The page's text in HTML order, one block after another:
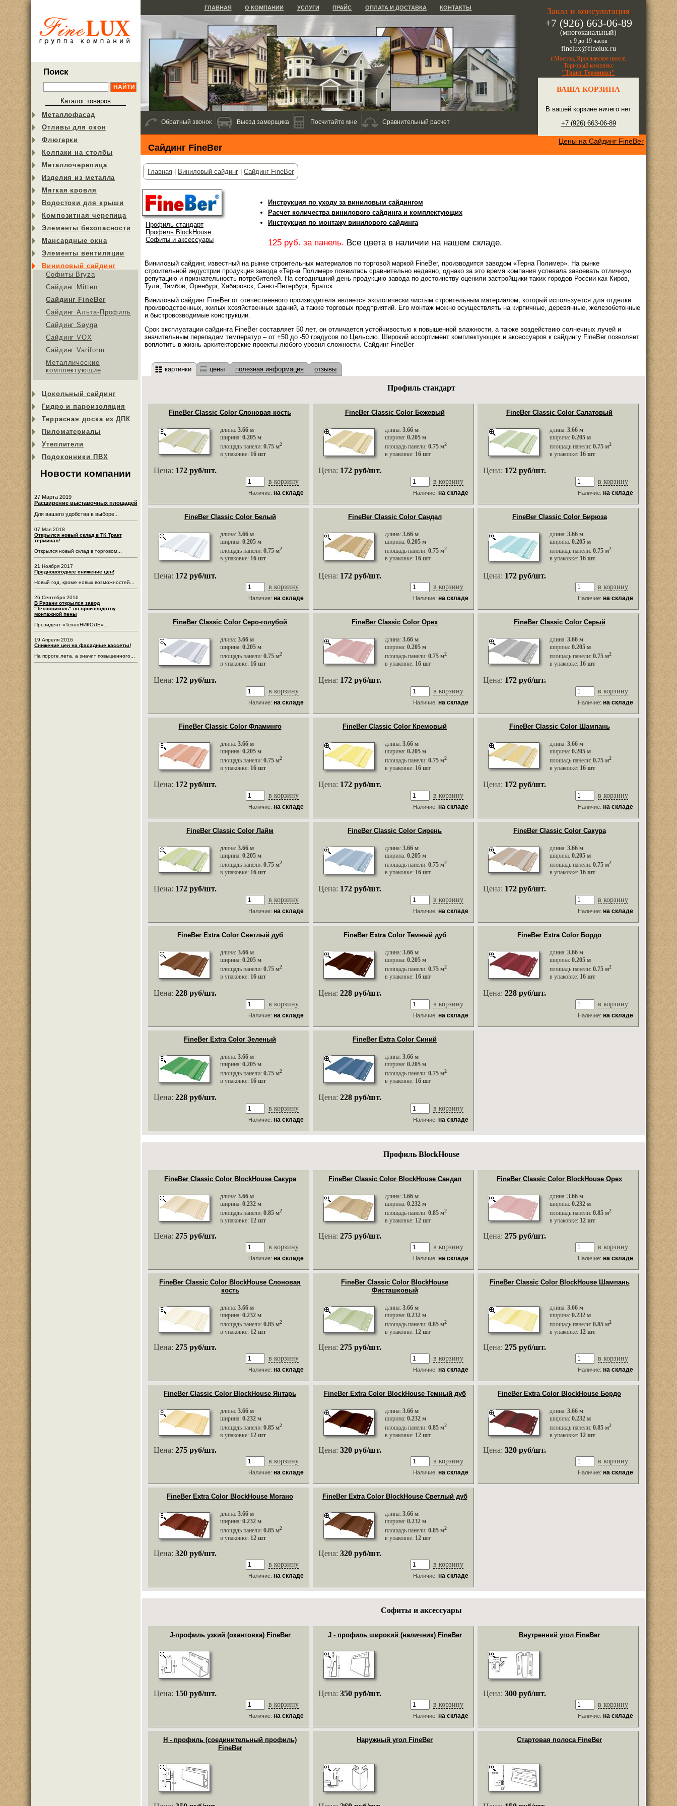
Поиск
Каталог товаров
Металлофасад
Отливы для окон
Флюгарки
Колпаки на столбы
Металлочерепица
Изделия из металла
Мягкая кровля
Водостоки для крыши
Композитная черепица
Элементы безопасности
Мансардные окна
Элементы вентиляции
Виниловый сайдинг
Софиты Bryza
Сайдинг Mitten
Сайдинг FineBer
Сайдинг Альта-Профиль
Сайдинг Sayga
Cайдинг VOX
Сайдинг Variform
Металлические
комплектующие
Цокольный сайдинг
Гидро и пароизоляция
Террасная доска из ДПК
Пиломатериалы
Утеплители
Подоконники ПВХ
Новости компании
27 Марта 2019
Расширение выставочных площадей
Для вашего удобства в выборе...
07 Мая 2018
Открылся новый склад в ТК Тракт
терминал!
Открылся новый склад в торговом...
21 Ноября 2017
Предновогоднее снижение цен!
Новый год, кроме новых возможностей...
26 Сентября 2016
В Рязани открылся завод
"Технониколь" по производству
монтажной пены
Президент «ТехноНИКОЛЬ»...
19 Апреля 2016
Снижение цен на фасадные кассеты!
На пороге лета, а значит повышенного...
Заказ и консультация
+7 (926) 663-06-89
(многоканальный)
с 9 до 19 часов
finelux@finelux.ru
г.Москва, Ярославское шоссе,
Торговый комплекс
"Тракт Терминал"
ВАША КОРЗИНА
В вашей корзине ничего нет
+7 (926) 663-06-89
ГЛАВНАЯ О КОМПАНИИ УСЛУГИ ПРАЙС ОПЛАТА И ДОСТАВКА КОНТАКТЫ
Цены на Сайдинг FineBer
Сайдинг FineBer
Главная Виниловый сайдинг Сайдинг FineBer
Профиль стандарт
Профиль BlockHouse
Софиты и аксессуары
Инструкция по уходу за виниловым сайдингом
Расчет количества винилового сайдинга и комплектующих
Инструкция по монтажу винилового сайдинга
125 руб. за панель. Все цвета в наличии на нашем складе.
Виниловый сайдинг, известный на рынке строительных материалов по торговой маркой FineBer, производится заводом «Терна Полимер». На рынке
строительной индустрии продукция завода «Терна Полимер» появилась сравнительно недавно, однако за это время компания успевала завоевать отличную
репутацию и признательность потребителей. На сегодняшний день продукцию завода по достоинству оценили застройщики таких городов России как Киров,
Тула, Тамбов, Оренбург, Хабаровск, Санкт-Петербург, Братск.
Виниловый сайдинг FineBer от отечественного производителя является экологически чистым строительным материалом, который используется для отделки
производственных, жилых хозяйственных зданий, а также торговых предприятий. Его монтаж можно осуществлять на кирпичные, деревянные, железобетонные
и быстровозводимые конструкции.
Срок эксплуатации сайдинга FineBer составляет 50 лет, он отличается устойчивостью к повышенной влажности, а также воздействию солнечных лучей и
значительным перепадам температур – от +50 до -50 градусов по Цельсию. Широкий ассортимент комплектующих и аксессуаров к сайдингу FineBer позволяет
воплотить в жизнь архитекторские проекты любого уровня сложности. Сайдинг FineBer
картинки цены полезная информация отзывы
Профиль стандарт
FineBer Classic Color Слоновая кость
длина: 3.66 м
ширина: 0.205 м
площадь панели: 0.75 м2
в упаковке: 16 шт
Цена: 172 руб/шт.
в корзину
Наличие: на складе
FineBer Classic Color Бежевый
длина: 3.66 м
ширина: 0.205 м
площадь панели: 0.75 м2
в упаковке: 16 шт
Цена: 172 руб/шт.
в корзину
Наличие: на складе
FineBer Classic Color Салатовый
длина: 3.66 м
ширина: 0.205 м
площадь панели: 0.75 м2
в упаковке: 16 шт
Цена: 172 руб/шт.
в корзину
Наличие: на складе
FineBer Classic Color Белый
длина: 3.66 м
ширина: 0.205 м
площадь панели: 0.75 м2
в упаковке: 16 шт
Цена: 172 руб/шт.
в корзину
Наличие: на складе
FineBer Classic Color Сандал
длина: 3.66 м
ширина: 0.205 м
площадь панели: 0.75 м2
в упаковке: 16 шт
Цена: 172 руб/шт.
в корзину
Наличие: на складе
FineBer Classic Color Бирюза
длина: 3.66 м
ширина: 0.205 м
площадь панели: 0.75 м2
в упаковке: 16 шт
Цена: 172 руб/шт.
в корзину
Наличие: на складе
FineBer Classic Color Серо-голубой
длина: 3.66 м
ширина: 0.205 м
площадь панели: 0.75 м2
в упаковке: 16 шт
Цена: 172 руб/шт.
в корзину
Наличие: на складе
FineBer Classic Color Орех
длина: 3.66 м
ширина: 0.205 м
площадь панели: 0.75 м2
в упаковке: 16 шт
Цена: 172 руб/шт.
в корзину
Наличие: на складе
FineBer Classic Color Серый
длина: 3.66 м
ширина: 0.205 м
площадь панели: 0.75 м2
в упаковке: 16 шт
Цена: 172 руб/шт.
в корзину
Наличие: на складе
FineBer Classic Color Фламинго
длина: 3.66 м
ширина: 0.205 м
площадь панели: 0.75 м2
в упаковке: 16 шт
Цена: 172 руб/шт.
в корзину
Наличие: на складе
FineBer Classic Color Кремовый
длина: 3.66 м
ширина: 0.205 м
площадь панели: 0.75 м2
в упаковке: 16 шт
Цена: 172 руб/шт.
в корзину
Наличие: на складе
FineBer Classic Color Шампань
длина: 3.66 м
ширина: 0.205 м
площадь панели: 0.75 м2
в упаковке: 16 шт
Цена: 172 руб/шт.
в корзину
Наличие: на складе
FineBer Classic Color Лайм
длина: 3.66 м
ширина: 0.205 м
площадь панели: 0.75 м2
в упаковке: 16 шт
Цена: 172 руб/шт.
в корзину
Наличие: на складе
FineBer Classic Color Сирень
длина: 3.66 м
ширина: 0.205 м
площадь панели: 0.75 м2
в упаковке: 16 шт
Цена: 172 руб/шт.
в корзину
Наличие: на складе
FineBer Classic Color Сакура
длина: 3.66 м
ширина: 0.205 м
площадь панели: 0.75 м2
в упаковке: 16 шт
Цена: 172 руб/шт.
в корзину
Наличие: на складе
FineBer Extra Color Светлый дуб
длина: 3.66 м
ширина: 0.205 м
площадь панели: 0.75 м2
в упаковке: 16 шт
Цена: 228 руб/шт.
в корзину
Наличие: на складе
FineBer Extra Color Темный дуб
длина: 3.66 м
ширина: 0.205 м
площадь панели: 0.75 м2
в упаковке: 16 шт
Цена: 228 руб/шт.
в корзину
Наличие: на складе
FineBer Extra Color Бордо
длина: 3.66 м
ширина: 0.205 м
площадь панели: 0.75 м2
в упаковке: 16 шт
Цена: 228 руб/шт.
в корзину
Наличие: на складе
FineBer Extra Color Зеленый
длина: 3.66 м
ширина: 0.205 м
площадь панели: 0.75 м2
в упаковке: 16 шт
Цена: 228 руб/шт.
в корзину
Наличие: на складе
FineBer Extra Color Синий
длина: 3.66 м
ширина: 0.205 м
площадь панели: 0.75 м2
в упаковке: 16 шт
Цена: 228 руб/шт.
в корзину
Наличие: на складе
Профиль BlockHouse
FineBer Classic Color BlockHouse Сакура
длина: 3.66 м
ширина: 0.232 м
площадь панели: 0.85 м2
в упаковке: 12 шт
Цена: 275 руб/шт.
в корзину
Наличие: на складе
FineBer Classic Color BlockHouse Сандал
длина: 3.66 м
ширина: 0.232 м
площадь панели: 0.85 м2
в упаковке: 12 шт
Цена: 275 руб/шт.
в корзину
Наличие: на складе
FineBer Classic Color BlockHouse Орех
длина: 3.66 м
ширина: 0.232 м
площадь панели: 0.85 м2
в упаковке: 12 шт
Цена: 275 руб/шт.
в корзину
Наличие: на складе
FineBer Classic Color BlockHouse Слоновая
кость
длина: 3.66 м
ширина: 0.232 м
площадь панели: 0.85 м2
в упаковке: 12 шт
Цена: 275 руб/шт.
в корзину
Наличие: на складе
FineBer Classic Color BlockHouse
Фисташковый
длина: 3.66 м
ширина: 0.232 м
площадь панели: 0.85 м2
в упаковке: 12 шт
Цена: 275 руб/шт.
в корзину
Наличие: на складе
FineBer Classic Color BlockHouse Шампань
длина: 3.66 м
ширина: 0.232 м
площадь панели: 0.85 м2
в упаковке: 12 шт
Цена: 275 руб/шт.
в корзину
Наличие: на складе
FineBer Classic Color BlockHouse Янтарь
длина: 3.66 м
ширина: 0.232 м
площадь панели: 0.85 м2
в упаковке: 12 шт
Цена: 275 руб/шт.
в корзину
Наличие: на складе
FineBer Extra Color BlockHouse Темный дуб
длина: 3.66 м
ширина: 0.232 м
площадь панели: 0.85 м2
в упаковке: 12 шт
Цена: 320 руб/шт.
в корзину
Наличие: на складе
FineBer Extra Color BlockHouse Бордо
длина: 3.66 м
ширина: 0.232 м
площадь панели: 0.85 м2
в упаковке: 12 шт
Цена: 320 руб/шт.
в корзину
Наличие: на складе
FineBer Extra Color BlockHouse Могано
длина: 3.66 м
ширина: 0.232 м
площадь панели: 0.85 м2
в упаковке: 12 шт
Цена: 320 руб/шт.
в корзину
Наличие: на складе
FineBer Extra Color BlockHouse Светлый дуб
длина: 3.66 м
ширина: 0.232 м
площадь панели: 0.85 м2
в упаковке: 12 шт
Цена: 320 руб/шт.
в корзину
Наличие: на складе
Софиты и аксессуары
J-профиль узкий (окантовка) FineBer
Цена: 150 руб/шт.
в корзину
Наличие: на складе
J - профиль широкий (наличник) FineBer
Цена: 350 руб/шт.
в корзину
Наличие: на складе
Внутренний угол FineBer
Цена: 300 руб/шт.
в корзину
Наличие: на складе
Н - профиль (соединительный профиль)
FineBer
Наружный угол FineBer Стартовая полоса FineBer
Обратный звонок Выезд замерщика Посчитайте мне Сравнительный расчет